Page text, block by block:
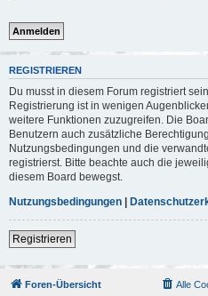
REGISTRIEREN
Du musst in diesem Forum registriert
Registrierung ist in wenigen
weitere Funktionen zuzugreifen. Die
Benutzern auch zusätzliche
Nutzungsbedingungen und die
registrierst. Bitte beachte auch die
diesem Board bewegst.
Nutzungsbedingungen |
Registrieren
Foren-Übersicht Alle